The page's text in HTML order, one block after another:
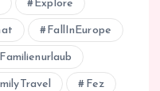
Explore
FallInEurope
Familienurlaub
Fez